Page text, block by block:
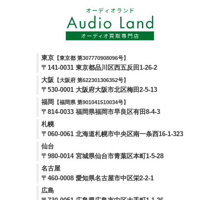
東京 【東京都 第307770908096号】
〒141-0031 東京都品川区西五反田1-26-2
大阪
【大阪府 第622301306352号】
〒530-0001 大阪府大阪市北区梅田2-5-13
福岡
【福岡県 第901041510034号】
〒814-0033 福岡県福岡市早良区有田8-4-3
札幌
〒060-0061 北海道札幌市中央区南一条西16-1-323
仙台
〒980-0014 宮城県仙台市青葉区本町1-5-28
名古屋
〒460-0008 愛知県名古屋市中区栄2-2-1
広島